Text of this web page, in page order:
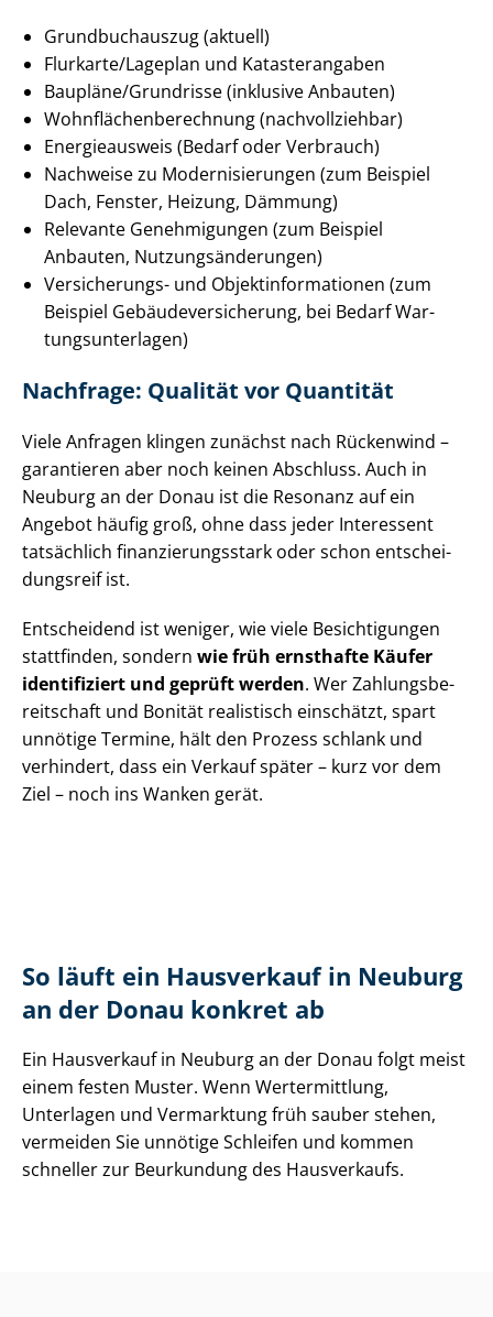
Grundbuchauszug (aktuell)
Flurkarte/Lageplan und Katasterangaben
Baupläne/Grundrisse (inklusive Anbauten)
Wohn­flä­chen­be­rech­nung (nachvollziehbar)
Energieausweis (Bedarf oder Verbrauch)
Nachweise zu Mo­der­ni­sie­run­gen (zum Beispiel
Dach, Fenster, Heizung, Dämmung)
Relevante Genehmigungen (zum Beispiel
Anbauten, Nut­zungs­än­de­run­gen)
Versicherungs- und Ob­jekt­in­for­ma­tio­nen (zum
Beispiel Ge­bäu­de­ver­si­che­rung, bei Bedarf War­
tungs­un­ter­la­gen)
Nachfrage: Qualität vor Quantität
Viele Anfragen klingen zunächst nach Rückenwind –
garantieren aber noch keinen Abschluss. Auch in
Neuburg an der Donau ist die Resonanz auf ein
Angebot häufig groß, ohne dass jeder Interessent
tatsächlich fi­nan­zie­rungs­stark oder schon ent­schei­
dungs­reif ist.
Entscheidend ist weniger, wie viele Besichtigungen
stattfinden, sondern wie früh ernsthafte Käufer
identifiziert und geprüft werden. Wer Zah­lungs­be­
reit­schaft und Bonität realistisch einschätzt, spart
unnötige Termine, hält den Prozess schlank und
verhindert, dass ein Verkauf später – kurz vor dem
Ziel – noch ins Wanken gerät.
So läuft ein Hausverkauf in Neuburg
an der Donau konkret ab
Ein Hausverkauf in Neuburg an der Donau folgt meist
einem festen Muster. Wenn Wertermittlung,
Unterlagen und Vermarktung früh sauber stehen,
vermeiden Sie unnötige Schleifen und kommen
schneller zur Beurkundung des Hausverkaufs.